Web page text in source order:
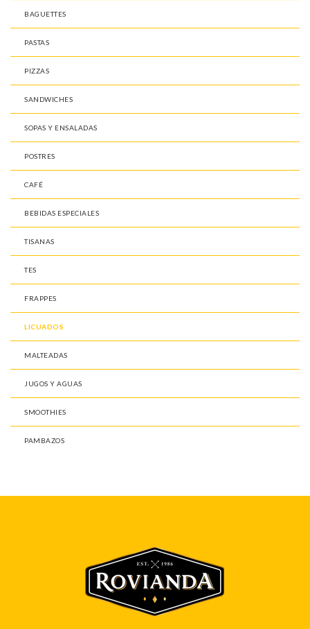
BAGUETTES
PASTAS
PIZZAS
SANDWICHES
SOPAS Y ENSALADAS
POSTRES
CAFÉ
BEBIDAS ESPECIALES
TISANAS
TES
FRAPPES
LICUADOS
MALTEADAS
JUGOS Y AGUAS
SMOOTHIES
PAMBAZOS